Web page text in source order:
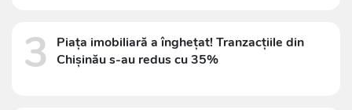
3
Piața imobiliară a înghețat! Tranzacțiile din
Chișinău s-au redus cu 35%